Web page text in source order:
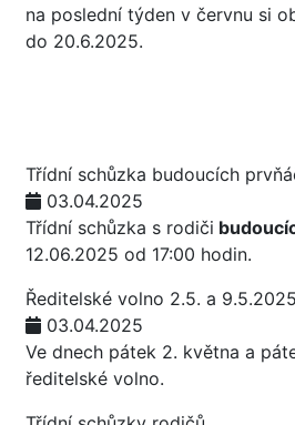
na poslední týden v červnu si
do 20.6.2025.
Třídní schůzka budoucích
03.04.2025
Třídní schůzka s rodiči
12.06.2025 od 17:00 hodin.
Ředitelské volno 2.5. a 9.5.2025
03.04.2025
Ve dnech pátek 2. května a
ředitelské volno.